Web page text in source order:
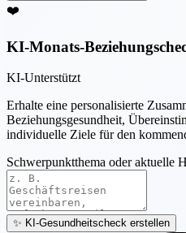
❤️
KI-Monats-
KI-Unterstützt
Erhalte eine personalisierte
Beziehungsgesundheit,
individuelle Ziele für den
Schwerpunktthema oder aktuelle
✨ KI-Gesundheitscheck erstellen